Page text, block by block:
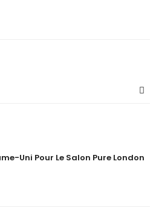
Uni Pour Le Salon Pure London